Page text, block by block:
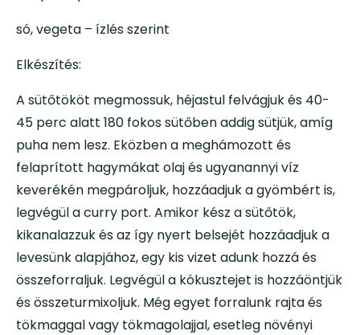
só, vegeta – ízlés szerint
Elkészítés:
A sütőtököt megmossuk, héjastul felvágjuk és 40-
45 perc alatt 180 fokos sütőben addig sütjük, amíg
puha nem lesz. Eközben a meghámozott és
felaprított hagymákat olaj és ugyanannyi víz
keverékén megpároljuk, hozzáadjuk a gyömbért is,
legvégül a curry port. Amikor kész a sütőtök,
kikanalazzuk és az így nyert belsejét hozzáadjuk a
levesünk alapjához, egy kis vizet adunk hozzá és
összeforraljuk. Legvégül a kókusztejet is hozzáöntjük
és összeturmixoljuk. Még egyet forralunk rajta és
tökmaggal vagy tökmagolajjal, esetleg növényi